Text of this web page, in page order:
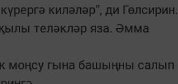
киләләр”, ди Гөлсирин.
теләкләр яза. Әмма
моңсу гына башыңны салып